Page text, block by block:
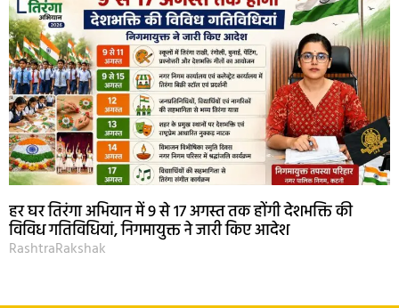
हर घर तिरंगा अभियान में 9 से 17 अगस्त तक होंगी देशभक्ति की
विविध गतिविधियां, निगमायुक्त ने जारी किए आदेश
RashtraRakshak